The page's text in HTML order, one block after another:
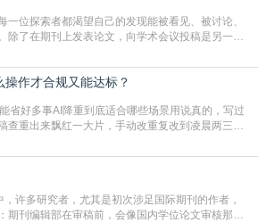
中心小编就为大家介
一位探索者都渴望自己的发现能被看见、被讨论、
除了在期刊上发表论文，向学术会议投稿是另一个
个体研究与社会网络。本篇AEIC学术交流中心小编
义”。一、加速研究成果的传播与反馈学术会议通
点。相比期刊漫长的
作才合规又能达标？
省好多事AI降重到底适合哪些场景用说真的，写过
查重出来飘红一大片，手动改重复改到凌晨两三
真的就是救命稻草，选对工具，半天就能搞定你两
人都需要用AI降重，但如果你符合下面这些场景，
率远超要
许多研究者，尤其是初次涉足国际期刊的作者，
期刊编辑部在审稿前，会像国内学位论文审核那